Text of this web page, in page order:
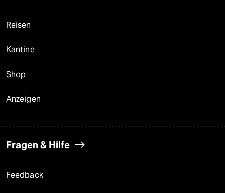
Reisen
Kantine
Shop
Anzeigen
Fragen & Hilfe
Feedback